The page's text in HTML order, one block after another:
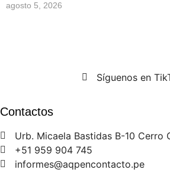
agosto 5, 2026
Síguenos en
Contactos
Urb. Micaela Bastidas B-10 Cerro
+51 959 904 745
informes@aqpencontacto.pe